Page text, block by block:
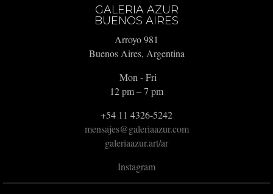
GALERIA AZUR
BUENOS AIRES
Arroyo 981
Buenos Aires, Argentina
Mon - Fri
12 pm – 7 pm
+54 11 4326-5242
mensajes@galeriaazur.com
galeriaazur.art/ar
Instagram